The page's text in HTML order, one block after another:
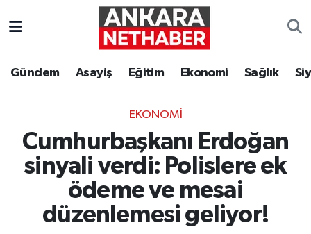
Gündem Asayiş Eğitim Ekonomi Sağlık
EKONOMI
Cumhurbaşkanı Erdoğan
sinyali verdi: Polislere ek
ödeme ve mesai
düzenlemesi geliyor!
Ekonomi
Gündem
Ankara Hava Durumu
Tüm Manşetler
Son Dakika Haberleri